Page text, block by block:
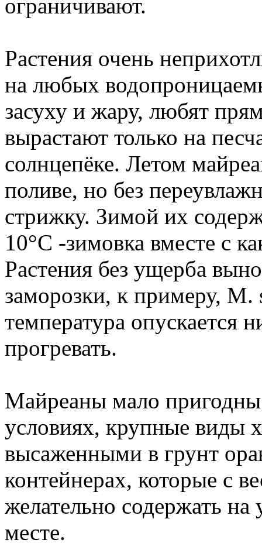
ограничивают.
Растения очень
на любых
засуху и жару, любят
вырастают только на
солнцепёке. Летом
поливе, но без
стрижку. Зимой их
10°С -зимовка вместе с
Растения без ущерба
заморозки, к примеру,
температура опускается
прогревать.
Майреаны мало
условиях, крупные виды
высаженными в грунт
контейнерах, которые с
желательно содержать
месте.